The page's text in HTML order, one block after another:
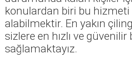
konulardan biri bu hizmeti
alabilmektir. En yakın
sizlere en hızlı ve güvenilir
sağlamaktayız.